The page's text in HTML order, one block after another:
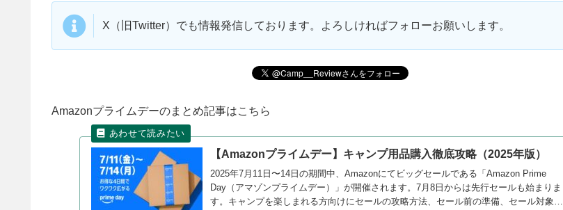
X（旧Twitter）でも情報発信しております。よろしければフォローお願いします。
Amazonプライムデーのまとめ記事はこちら
【Amazonプライムデー】キャンプ用品購入徹底攻略（2025年版）
2025年7月11日〜14日の期間中、Amazonにてビッグセールである「Amazon Prime
Day（アマゾンプライムデー）」が開催されます。7月8日からは先行セールも始まりま
す。キャンプを楽しまれる方向けにセールの攻略方法、セール前の準備、セール対象と